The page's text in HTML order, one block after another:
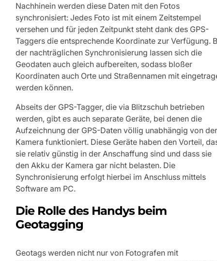
Nachhinein werden diese Daten mit den Fotos
synchronisiert: Jedes Foto ist mit einem Zeitstempel
versehen und für jeden Zeitpunkt steht dank des GPS-
Taggers die entsprechende Koordinate zur Verfügung.
der nachträglichen Synchronisierung lassen sich die
Geodaten auch gleich aufbereiten, sodass bloßer
Koordinaten auch Orte und Straßennamen mit
werden können.
Abseits der GPS-Tagger, die via Blitzschuh betrieben
werden, gibt es auch separate Geräte, bei denen die
Aufzeichnung der GPS-Daten völlig unabhängig von der
Kamera funktioniert. Diese Geräte haben den Vorteil,
sie relativ günstig in der Anschaffung sind und dass sie
den Akku der Kamera gar nicht belasten. Die
Synchronisierung erfolgt hierbei im Anschluss mittels
Software am PC.
Die Rolle des Handys beim
Geotagging
Geotags werden nicht nur von Fotografen mit